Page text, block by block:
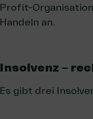
Profit-
Handeln an.
Insolvenz –
Es gibt drei